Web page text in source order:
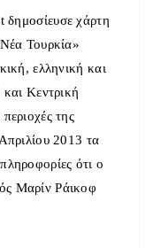
χάρτη
Τουρκία»
ελληνική και
Κεντρική
της
2013 τα
ότι ο
Μαρίν Ράικοφ